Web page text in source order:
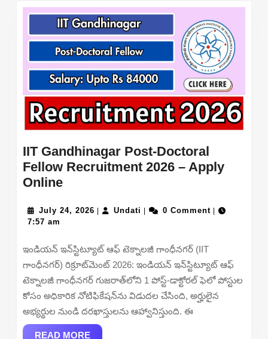
IIT Gandhinagar Post-Doctoral
Fellow Recruitment 2026 – Apply
OnlineIIT
Post-
Fellow
Recruitment
2026
–
Apply
Online
July 24, 2026 July
Undati Undati0 Comment
7:57 am
ఇండియన్ ఇన్‌స్టిట్యూట్ ఆఫ్ టెక్నాలజీ గాంధీనగర్ (IIT
గాంధీనగర్) రిక్రూట్‌మెంట్ 2026: ఇండియన్ ఇన్‌స్టిట్యూట్ ఆఫ్
టెక్నాలజీ గాంధీనగర్ గుజరాత్‌లోని 1 పోస్ట్-డాక్టోరల్ ఫెలో పోస్టుల
కోసం అధికారిక నోటిఫికేషన్‌ను విడుదల చేసింది, అర్హులైన
అభ్యర్థుల నుండి దరఖాస్తులను ఆహ్వానిస్తుంది. ఈ
READ MOREREAD